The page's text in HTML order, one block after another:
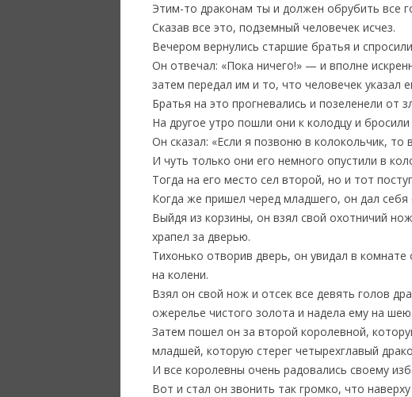
Этим-то драконам ты и должен обрубить все
Сказав все это, подземный человечек исчез.
Вечером вернулись старшие братья и
Он отвечал: «Пока ничего!» — и вполне
затем передал им и то, что человечек указал
Братья на это прогневались и позеленели от
На другое утро пошли они к колодцу и
Он сказал: «Если я позвоню в колокольчик,
И чуть только они его немного опустили в
Тогда на его место сел второй, но и тот
Когда же пришел черед младшего, он дал себя
Выйдя из корзины, он взял свой охотничий
храпел за дверью.
Тихонько отворив дверь, он увидал в
на колени.
Взял он свой нож и отсек все девять голов
ожерелье чистого золота и надела ему на шею.
Затем пошел он за второй королевной,
младшей, которую стерег четырехглавый
И все королевны очень радовались своему
Вот и стал он звонить так громко, что